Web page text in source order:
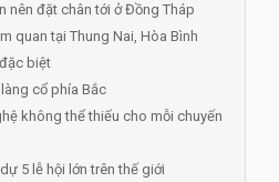
nên đặt chân tới ở Đồng Tháp
quan tại Thung Nai, Hòa Bình
biệt
cổ phía Bắc
không thể thiếu cho mỗi chuyến
5 lễ hội lớn trên thế giới